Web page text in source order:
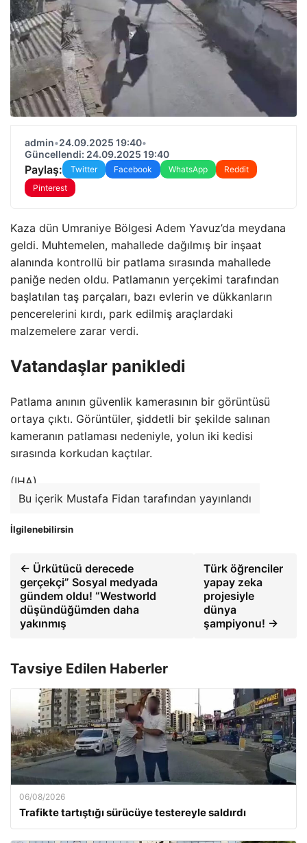
admin•24.09.2025 19:40•
Güncellendi: 24.09.2025 19:40
Paylaş: Twitter Facebook WhatsApp
Reddit
Pinterest
Kaza dün Umraniye Bölgesi Adem Yavuz’da meydana
geldi. Muhtemelen, mahallede dağılmış bir inşaat
alanında kontrollü bir patlama sırasında mahallede
paniğe neden oldu. Patlamanın yerçekimi tarafından
başlatılan taş parçaları, bazı evlerin ve dükkanların
pencerelerini kırdı, park edilmiş araçlardaki
malzemelere zarar verdi.
Vatandaşlar panikledi
Patlama anının güvenlik kamerasının bir görüntüsü
ortaya çıktı. Görüntüler, şiddetli bir şekilde salınan
kameranın patlaması nedeniyle, yolun iki kedisi
sırasında korkudan kaçtılar.
(IHA)
Bu içerik Mustafa Fidan tarafından yayınlandı
İlgilenebilirsin
← Ürkütücü derecede
gerçekçi” Sosyal medyada
gündem oldu! “Westworld
düşündüğümden daha
yakınmış
Türk öğrenciler
yapay zeka
projesiyle
dünya
şampiyonu! →
Tavsiye Edilen Haberler
06/08/2026
Trafikte tartıştığı sürücüye testereyle saldırdı